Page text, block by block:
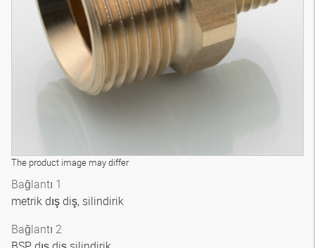
The product image may differ
Bağlantı 1
metrik dış diş, silindirik
Bağlantı 2